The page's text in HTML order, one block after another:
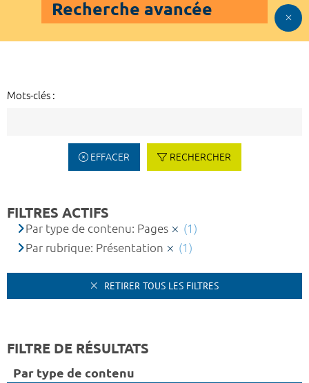
Recherche avancée
Mots-clés :
EFFACER RECHERCHER
FILTRES ACTIFS
Par type de contenu: Pages
(1)
Par rubrique: Présentation
(1)
RETIRER TOUS LES FILTRES
FILTRE DE RÉSULTATS
Par type de contenu